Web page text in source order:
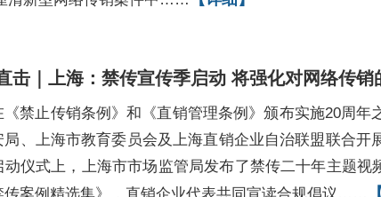
击｜上海：禁传宣传季启动 将强化对网络传销
《禁止传销条例》和《直销管理条例》颁布实施20周
局、上海市教育委员会及上海直销企业自治联盟联合开
动仪式上，上海市市场监管局发布了禁传二十年主题